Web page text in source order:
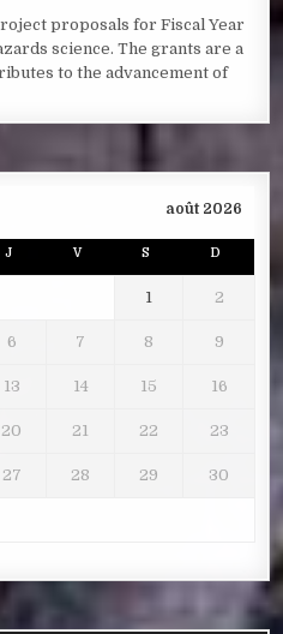
proposals for Fiscal Year
science. The grants are a
to the advancement of
août 2026
J V S D
1 2
6 7 8 9
13 14 15 16
20 21 22 23
27 28 29 30